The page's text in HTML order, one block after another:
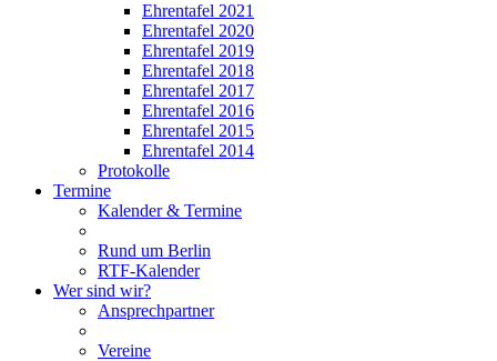
Ehrentafel 2021
Ehrentafel 2020
Ehrentafel 2019
Ehrentafel 2018
Ehrentafel 2017
Ehrentafel 2016
Ehrentafel 2015
Ehrentafel 2014
Protokolle
Termine
Kalender & Termine
Rund um Berlin
RTF-Kalender
Wer sind wir?
Ansprechpartner
Vereine